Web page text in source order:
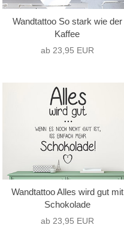
Wandtattoo So stark wie der
Kaffee
ab 23,95 EUR
Wandtattoo Alles wird gut mit
Schokolade
ab 23,95 EUR